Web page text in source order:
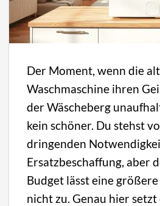
Der Moment, wenn die
Waschmaschine ihren
der Wäscheberg
kein schöner. Du stehst
dringenden
Ersatzbeschaffung, aber
Budget lässt eine
nicht zu. Genau hier